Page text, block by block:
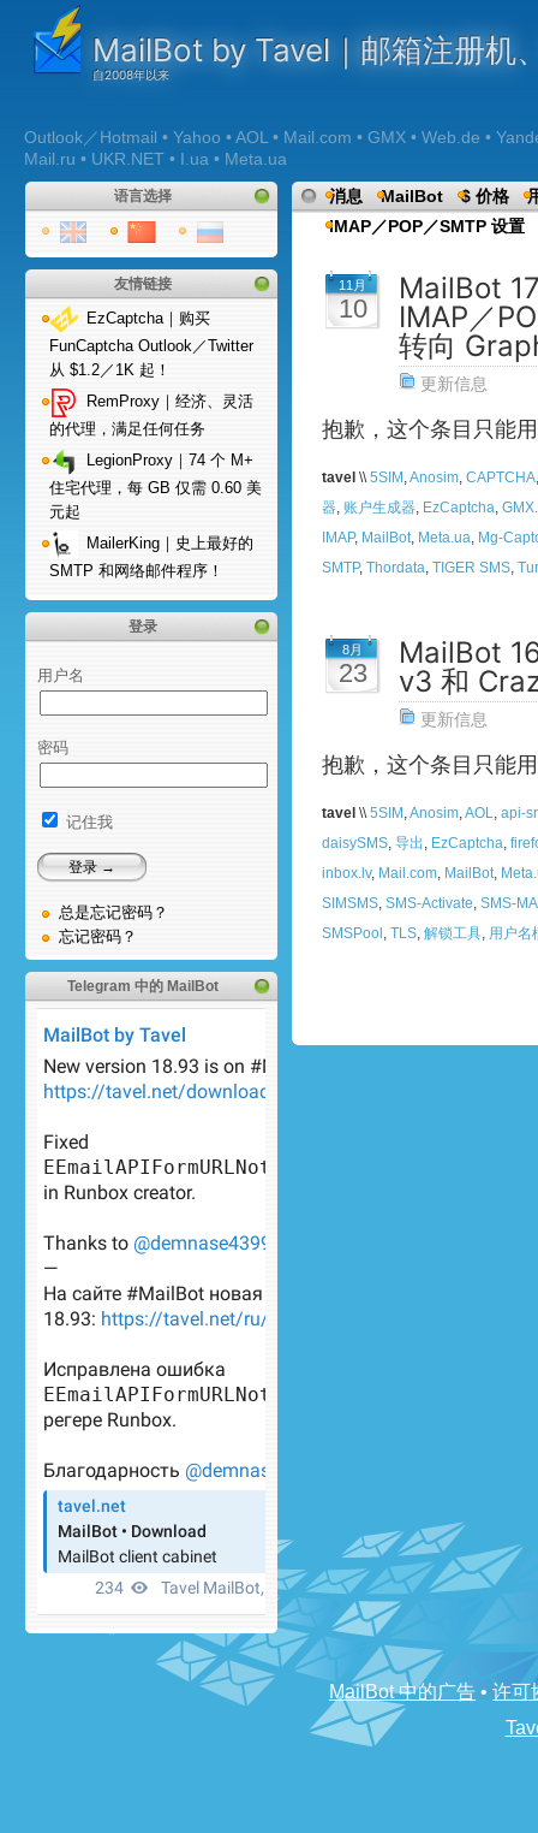
MailBot by Tavel｜邮箱注册机
Outlook／Hotmail • Yahoo • AOL • Mail.com • GMX • Web.de •
Mail.ru • UKR.NET • I.ua • Meta.ua
语言选择
友情链接
EzCaptcha｜购买
FunCaptcha Outlook／Twitter
从 $1.2／1K 起！
RemProxy｜经济、灵活
的代理，满足任何任务
LegionProxy｜74 个 M+
住宅代理，每 GB 仅需 0.60 美
元起
MailerKing｜史上最好的
SMTP 和网络邮件程序！
登录
用户名
密码
记住我
总是忘记密码？
忘记密码？
Telegram 中的 MailBot
消息 MailBot $ 价格
IMAP／POP／SMTP 设置
11月
10
MailBot
IMAP／
转向
更新信息
抱歉，这个条目只能
tavel \\ 5SIM Anosim CAPTCHA
器 账户生成器 EzCaptcha
IMAP, MailBot Meta.ua Mg-
SMTP, Thordata TIGER SMS
8月
23
MailBot
v3 和
更新信息
抱歉，这个条目只能
tavel \\ 5SIM Anosim AOL
api-
daisySMS 导出 EzCaptcha
inbox.lv, Mail.com MailBot
SIMSMS SMS-Activate SMS-
SMSPool TLS 解锁工具 用户名
MailBot 中的广告 • 许可